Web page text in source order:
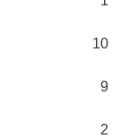
10
9
2